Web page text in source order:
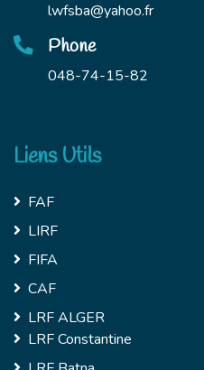
lwfsba@yahoo.fr
Phone
048-74-15-82
Liens Utils
FAF
LIRF
FIFA
CAF
LRF ALGER
LRF Constantine